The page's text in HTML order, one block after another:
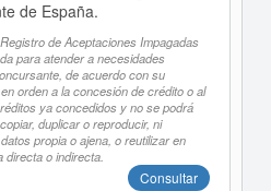
de España.
de Aceptaciones Impagadas
para atender a necesidades
de acuerdo con su
orden a la concesión de crédito o al
ya concedidos y no se podrá
duplicar o reproducir, ni
propia o ajena, o reutilizar en
o indirecta.
Consultar